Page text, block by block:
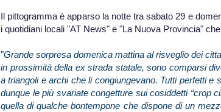
Il pittogramma è apparso la notte tra sabato 29 e
i quotidiani locali "AT News" e "La Nuova Provincia"
"Grande sorpresa domenica mattina al risveglio dei
in prossimità della ex strada statale, sono comparsi
a triangoli e archi che li congiungevano. Tutti perfetti e
dunque le più svariate congetture sui cosiddetti “crop
quella di qualche bontempone che dispone di un